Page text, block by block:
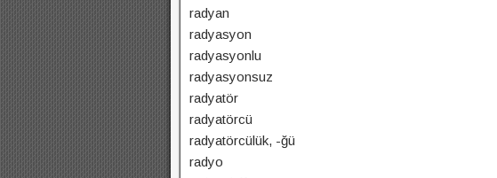
radyan
radyasyon
radyasyonlu
radyasyonsuz
radyatör
radyatörcü
radyatörcülük, -ğü
radyo